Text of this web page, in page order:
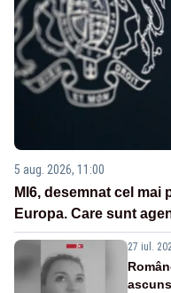
5 aug. 2026, 11:00
MI6, desemnat cel
Europa. Care sunt
27 iul.